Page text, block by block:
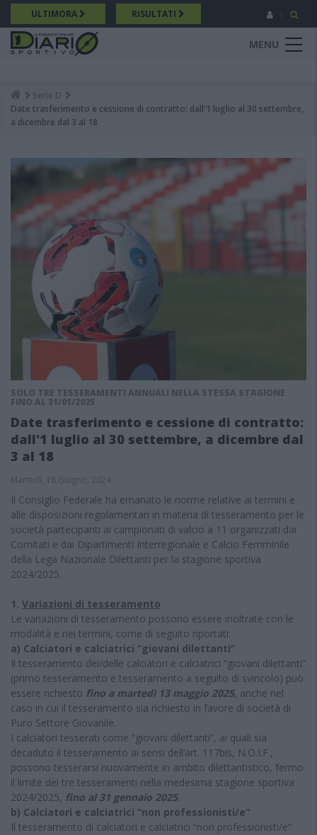
Salta
al
contenuto
principale
ULTIMORA RISULTATI
MENU
Breadcrumb
Serie D
Date trasferimento e cessione di contratto: dall'1 luglio al 30 settembre,
a dicembre dal 3 al 18
SOLO TRE TESSERAMENTI ANNUALI NELLA STESSA STAGIONE
FINO AL 31/01/2025
Date trasferimento e cessione di contratto:
dall'1 luglio al 30 settembre, a dicembre dal
3 al 18
Martedì, 18 Giugno, 2024
Il Consiglio Federale ha emanato le norme relative ai termini e
alle disposizioni regolamentari in materia di tesseramento per le
società partecipanti ai campionati di valcio a 11 organizzati dai
Comitati e dai Dipartimenti Interregionale e Calcio Femminile
della Lega Nazionale Dilettanti per la stagione sportiva
2024/2025.
1. Variazioni di tesseramento
Le variazioni di tesseramento possono essere inoltrate con le
modalità e nei termini, come di seguito riportati:
a) Calciatori e calciatrici “giovani dilettanti”
Il tesseramento dei/delle calciatori e calciatrici “giovani dilettanti”
(primo tesseramento e tesseramento a seguito di svincolo) può
essere richiesto fino a martedì 13 maggio 2025, anche nel
caso in cui il tesseramento sia richiesto in favore di società di
Puro Settore Giovanile.
I calciatori tesserati come “giovani dilettanti”, ai quali sia
decaduto il tesseramento ai sensi dell’art. 117bis, N.O.I.F.,
possono tesserarsi nuovamente in ambito dilettantistico, fermo
il limite dei tre tesseramenti nella medesima stagione sportiva
2024/2025, fino al 31 gennaio 2025.
b) Calciatori e calciatrici “non professionisti/e”
Il tesseramento di calciatori e calciatrici “non professionisti/e”